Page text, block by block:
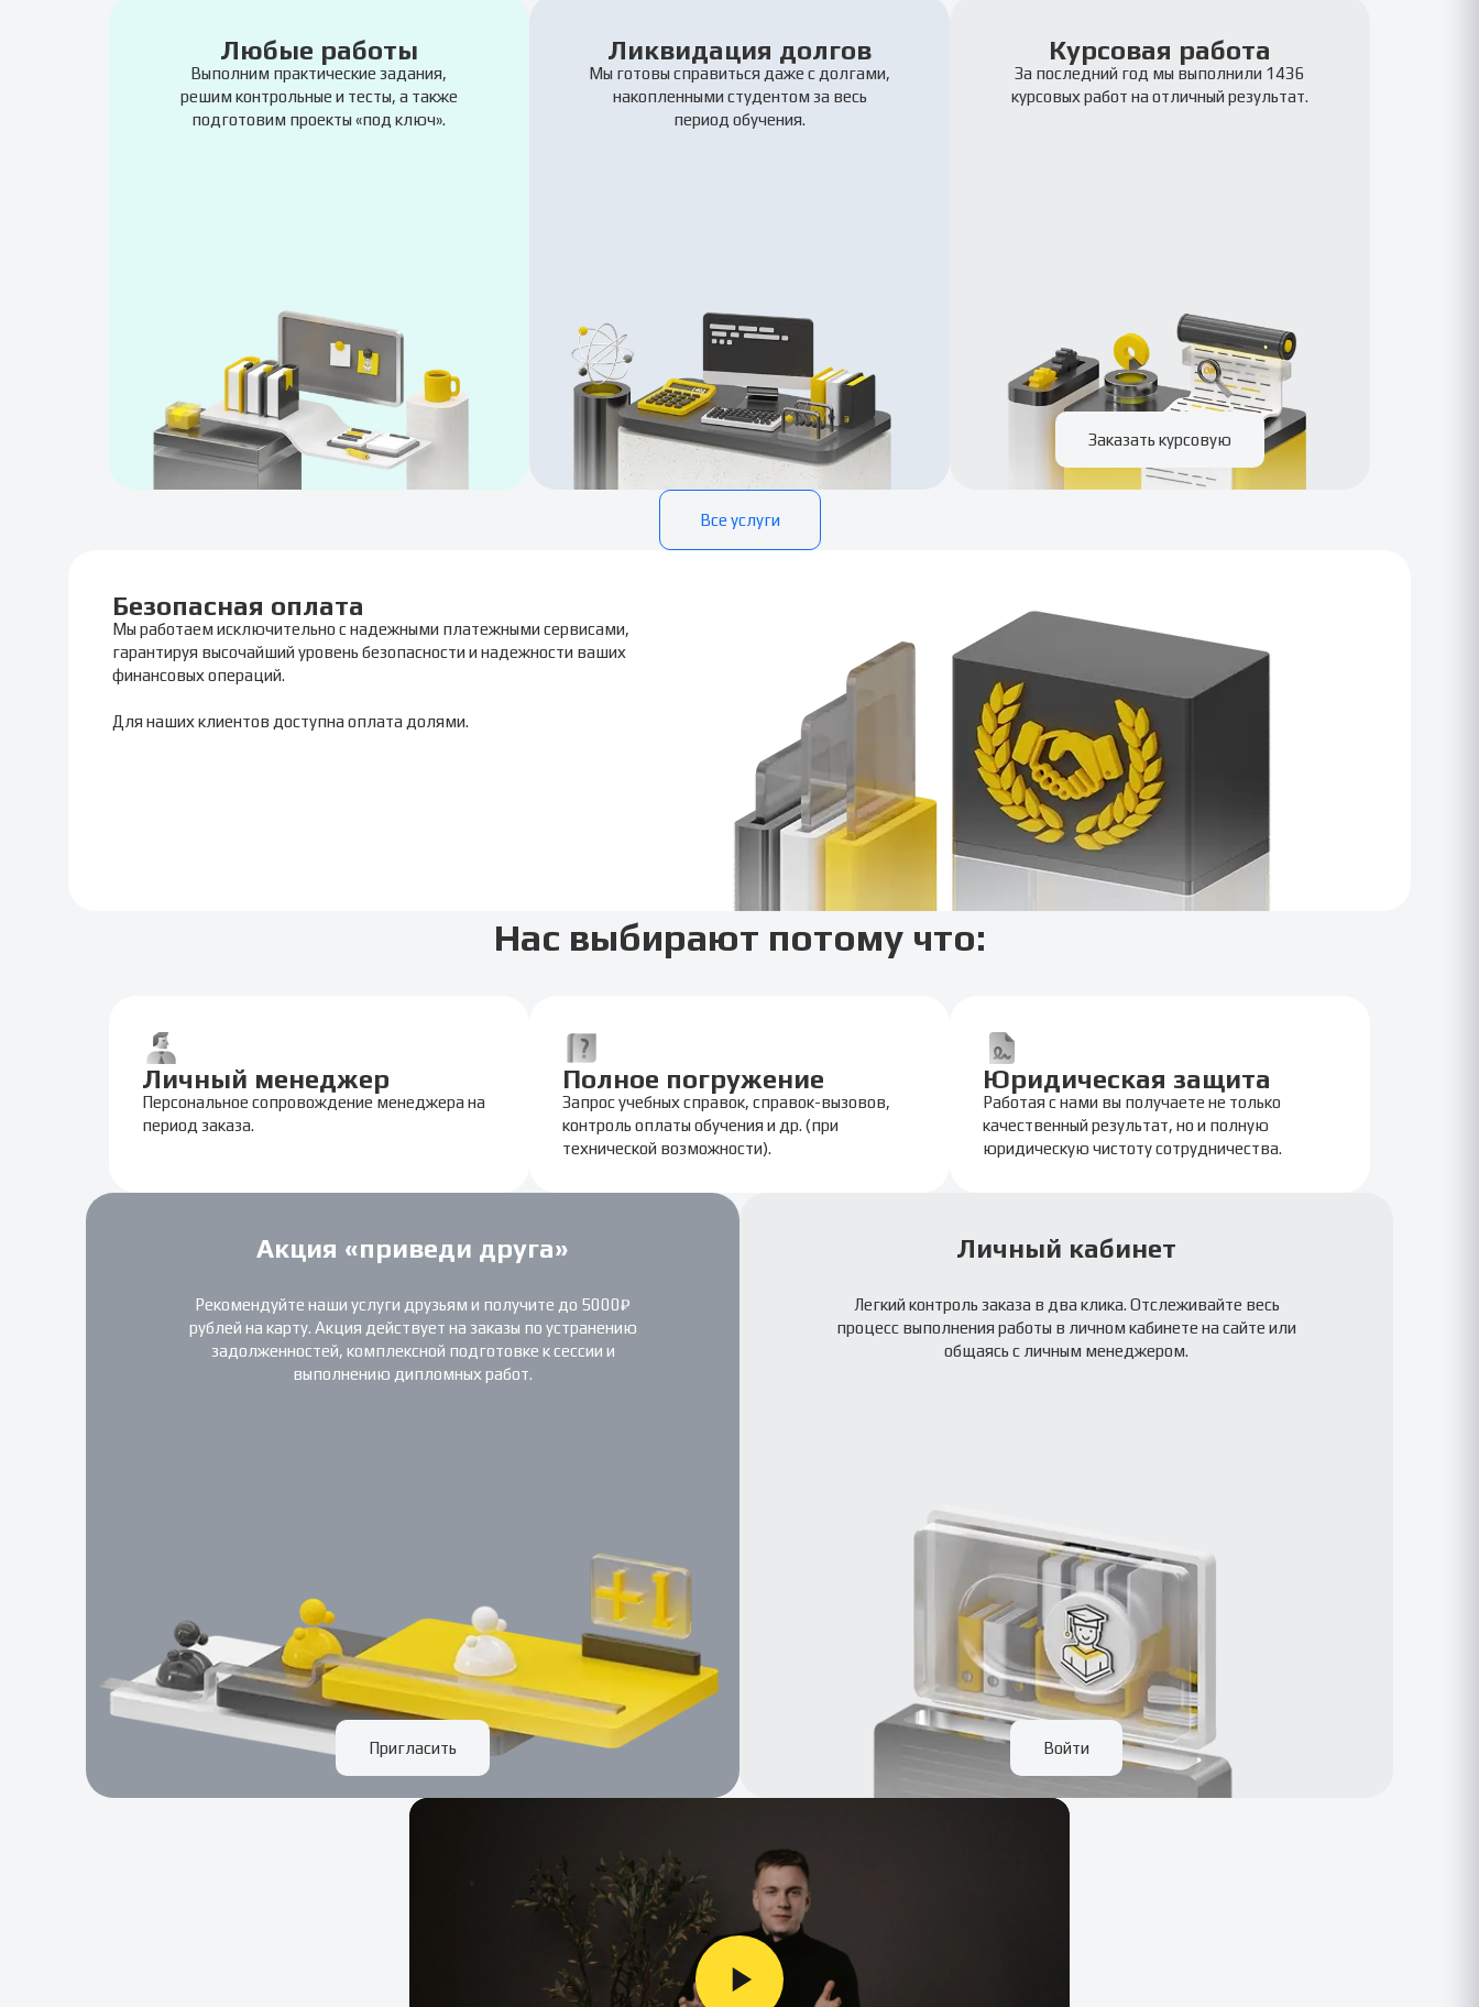
Любые работы
Выполним практические задания,
решим контрольные и тесты, а также
подготовим проекты «под ключ».
Ликвидация долгов
Мы готовы справиться даже с долгами,
накопленными студентом за весь
период обучения.
Курсовая работа
За последний год мы выполнили 1436
курсовых работ на отличный результат.
Заказать курсовую
Все услуги
Безопасная оплата
Мы работаем исключительно с надежными платежными сервисами,
гарантируя высочайший уровень безопасности и надежности ваших
финансовых операций.
Для наших клиентов доступна оплата долями.
Нас выбирают потому что:
Личный менеджер
Персональное сопровождение менеджера на
период заказа.
Полное погружение
Запрос учебных справок, справок-вызовов,
контроль оплаты обучения и др. (при
технической возможности).
Юридическая защита
Работая с нами вы получаете не только
качественный результат, но и полную
юридическую чистоту сотрудничества.
Акция «приведи друга»
Рекомендуйте наши услуги друзьям и получите до 5000₽
рублей на карту. Акция действует на заказы по устранению
задолженностей, комплексной подготовке к сессии и
выполнению дипломных работ.
Пригласить
Личный кабинет
Легкий контроль заказа в два клика. Отслеживайте весь
процесс выполнения работы в личном кабинете на сайте или
общаясь с личным менеджером.
Войти